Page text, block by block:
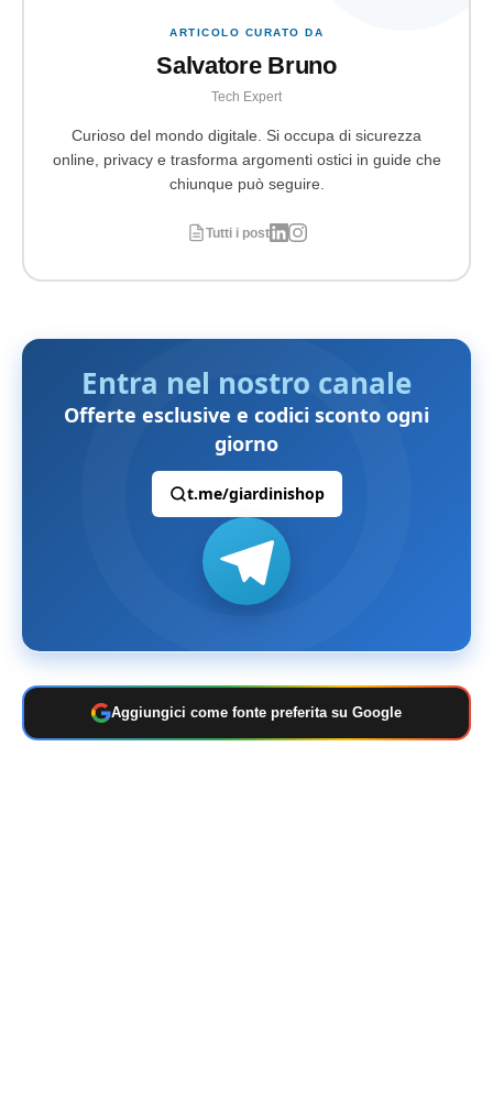
ARTICOLO CURATO DA
Salvatore Bruno
Tech Expert
Curioso del mondo digitale. Si occupa di sicurezza
online, privacy e trasforma argomenti ostici in guide che
chiunque può seguire.
Tutti i post
Entra nel nostro canale
Offerte esclusive e codici sconto ogni
giorno
t.me/giardinishop
Aggiungici come fonte preferita su Google